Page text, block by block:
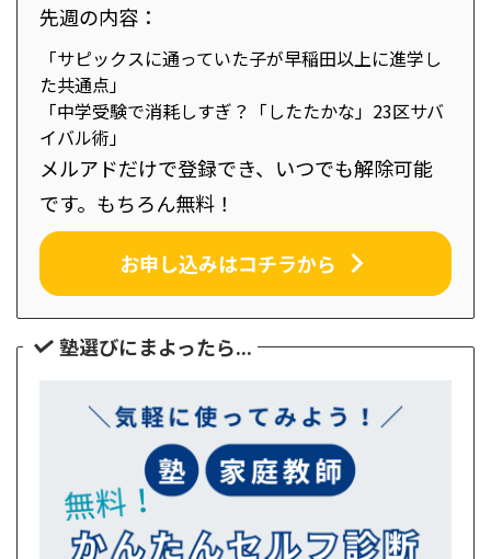
先週の内容：
「サピックスに通っていた子が早稲田以上に進学し
た共通点」
「中学受験で消耗しすぎ？「したたかな」23区サバ
イバル術」
メルアドだけで登録でき、いつでも解除可能
です。もちろん無料！
お申し込みはコチラから
塾選びにまよったら...